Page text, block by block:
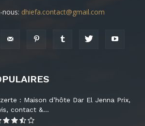
nous: dhiefa.contact@gmail.com
: Maison d’hôte Dar El Jenna Prix,
contact &...